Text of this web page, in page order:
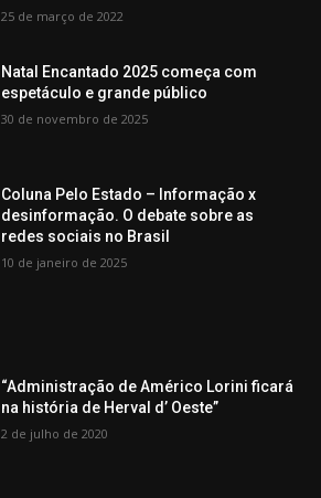
25 de março de 2022
Natal Encantado 2025 começa com
espetáculo e grande público
30 de novembro de 2025
Coluna Pelo Estado – Informação x
desinformação. O debate sobre as
redes sociais no Brasil
10 de janeiro de 2025
“Administração de Américo Lorini ficará
na história de Herval d’ Oeste”
2 de julho de 2020